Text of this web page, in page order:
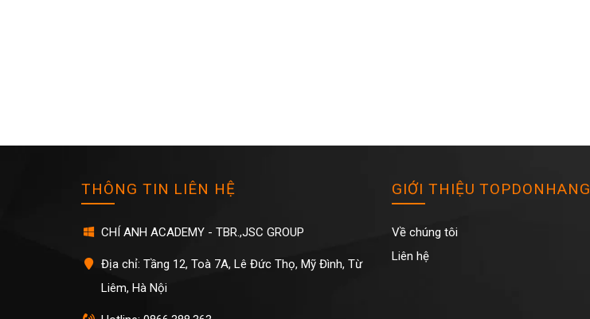
THÔNG TIN LIÊN HỆ
CHÍ ANH ACADEMY - TBR.,JSC GROUP
Địa chỉ: Tầng 12, Toà 7A, Lê Đức Thọ, Mỹ Đình, Từ
Liêm, Hà Nội
GIỚI THIỆU TOPDONHANG
Về chúng tôi
Liên hệ